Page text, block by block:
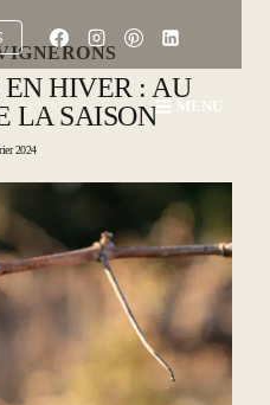
MENU
HIVER : AU
LA SAISON
2024